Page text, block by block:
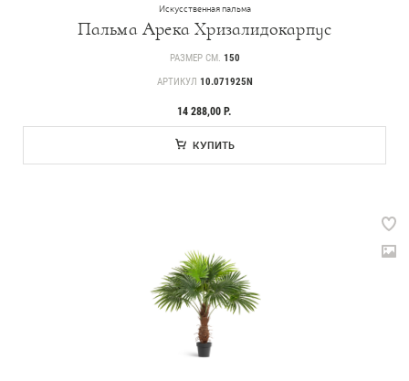
Искусственная пальма
Пальма Арека Хризалидокарпус
РАЗМЕР СМ. 150
АРТИКУЛ 10.071925N
14 288,00 Р.
КУПИТЬ